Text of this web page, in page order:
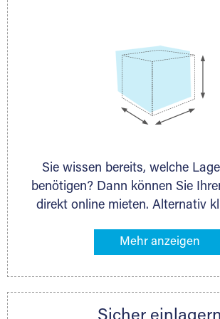
Holzcontainer
Sie wissen bereits, welche
benötigen? Dann können Sie
direkt online mieten. Alternativ
Gegenstände an, die Sie
ermittelt. Natürlich steht Ihnen